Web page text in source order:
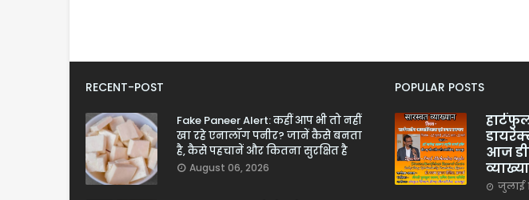
RECENT-POST
Fake Paneer Alert: कहीं आप भी तो नहीं
खा रहे एनालॉग पनीर? जानें कैसे बनता
है, कैसे पहचानें और कितना सुरक्षित है
August 06, 2026
POPULAR POSTS
आज
जुलाई